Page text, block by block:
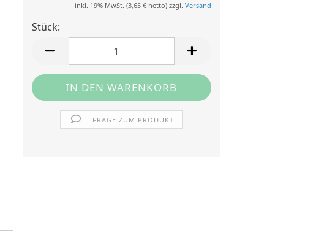
inkl. 19% MwSt. (3,65 € netto) zzgl. Versand
Stück:
Stück
FRAGE ZUM PRODUKT